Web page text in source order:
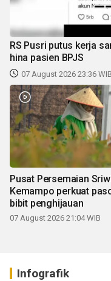
RS Pusri putus kerja
hina pasien BPJS
07 August 2026 23:36 WIB
Pusat Persemaian
Kemampo perkuat
bibit penghijauan
07 August 2026 21:04 WIB
Infografik